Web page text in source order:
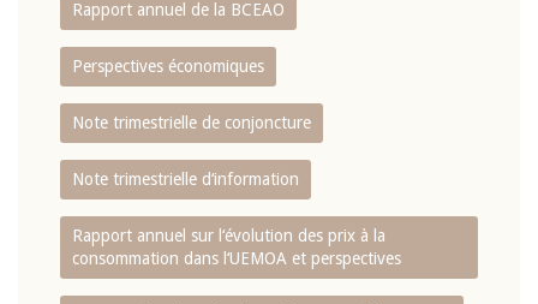
Rapport annuel de la BCEAO
Perspectives économiques
Note trimestrielle de conjoncture
Note trimestrielle d‘information
Rapport annuel sur l‘évolution des prix à la
consommation dans l‘UEMOA et perspectives